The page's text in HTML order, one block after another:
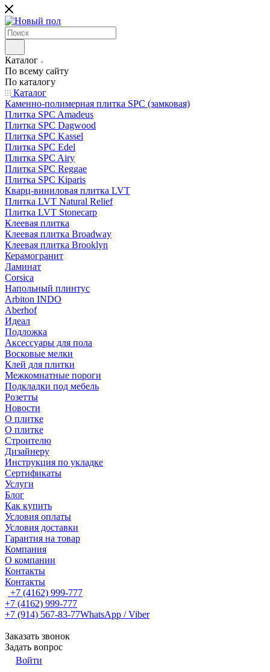
Каталог
По всему сайту
По каталогу
Каталог
Каменно-полимерная плитка SPC (замковая)
Плитка SPC Amadeus
Плитка SPC Dagwood
Плитка SPC Kassel
Плитка SPC Edel
Плитка SPC Airy
Плитка SPC Reggae
Плитка SPC Kiparis
Кварц-виниловая плитка LVT
Плитка LVT Natural Relief
Плитка LVT Stonecarp
Клеевая плитка
Клеевая плитка Broadway
Клеевая плитка Brooklyn
Керамогранит
Ламинат
Corsica
Напольный плинтус
Arbiton INDO
Aberhof
Идеал
Подложка
Аксессуары для пола
Восковые мелки
Клей для плитки
Межкомнатные пороги
Подкладки под мебель
Розетты
Новости
О плитке
О плитке
Строителю
Дизайнеру
Инструкция по укладке
Сертификаты
Услуги
Блог
Как купить
Условия оплаты
Условия доставки
Гарантия на товар
Компания
О компании
Контакты
Контакты
+7 (4162) 999-777
+7 (4162) 999-777
+7 (914) 567-83-77WhatsApp / Viber
Заказать звонок
Задать вопрос
Войти